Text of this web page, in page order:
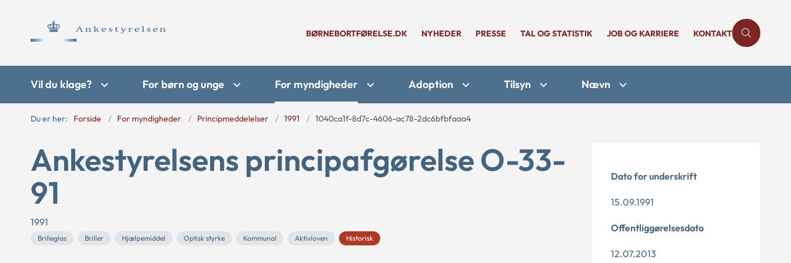
BØRNEBORTFØRELSE.DK NYHEDER PRESSE TAL OG STATISTIK JOB OG KARRIERE KONTAKT
Vil du klage? For børn og unge For myndigheder Adoption Tilsyn Nævn
Du er her: Forside For myndigheder Principmeddelelser 1991 1040ca1f-8d7c-4606-ac78-2dc6bfbfaaa4
Ankestyrelsens principafgørelse O-33-
91
1991
Brilleglas Briller Hjælpemiddel Optisk styrke Kommunal Aktivloven Historisk
Dato for underskrift
15.09.1991
Offentliggørelsesdato
12.07.2013